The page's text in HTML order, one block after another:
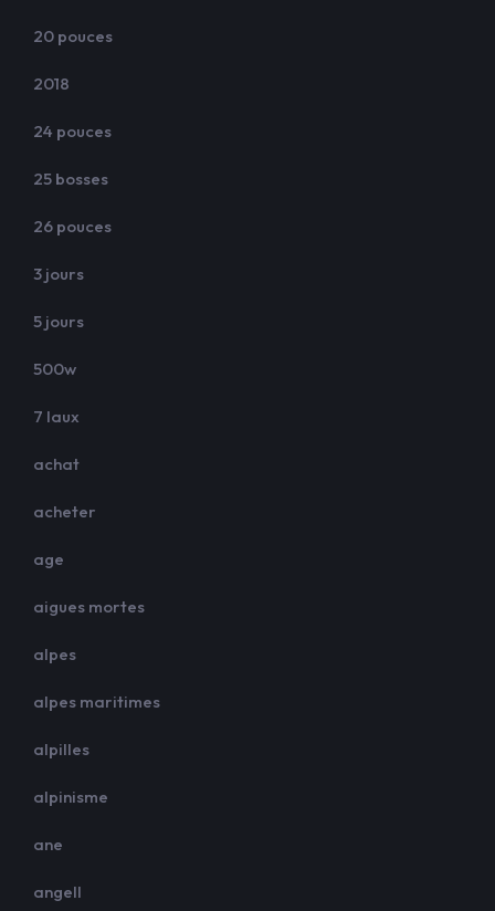
20 pouces
2018
24 pouces
25 bosses
26 pouces
3 jours
5 jours
500w
7 laux
achat
acheter
age
aigues mortes
alpes
alpes maritimes
alpilles
alpinisme
ane
angell